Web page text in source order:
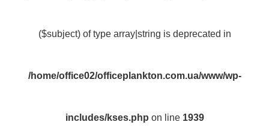
($subject) of type array|string is deprecated in
/home/office02/officeplankton.com.ua/www/wp-
includes/kses.php on line 1939